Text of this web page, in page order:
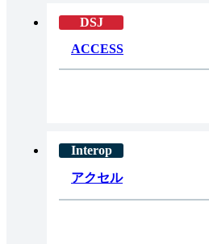
ACCESS
アクセル